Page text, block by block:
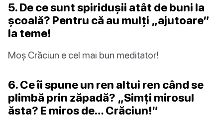
5. De ce sunt spiridușii atât de buni la
școală? Pentru că au mulți „ajutoare”
la teme!
Moș Crăciun e cel mai bun meditator!
6. Ce îi spune un ren altui ren când se
plimbă prin zăpadă? „Simți mirosul
ăsta? E miros de… Crăciun!”